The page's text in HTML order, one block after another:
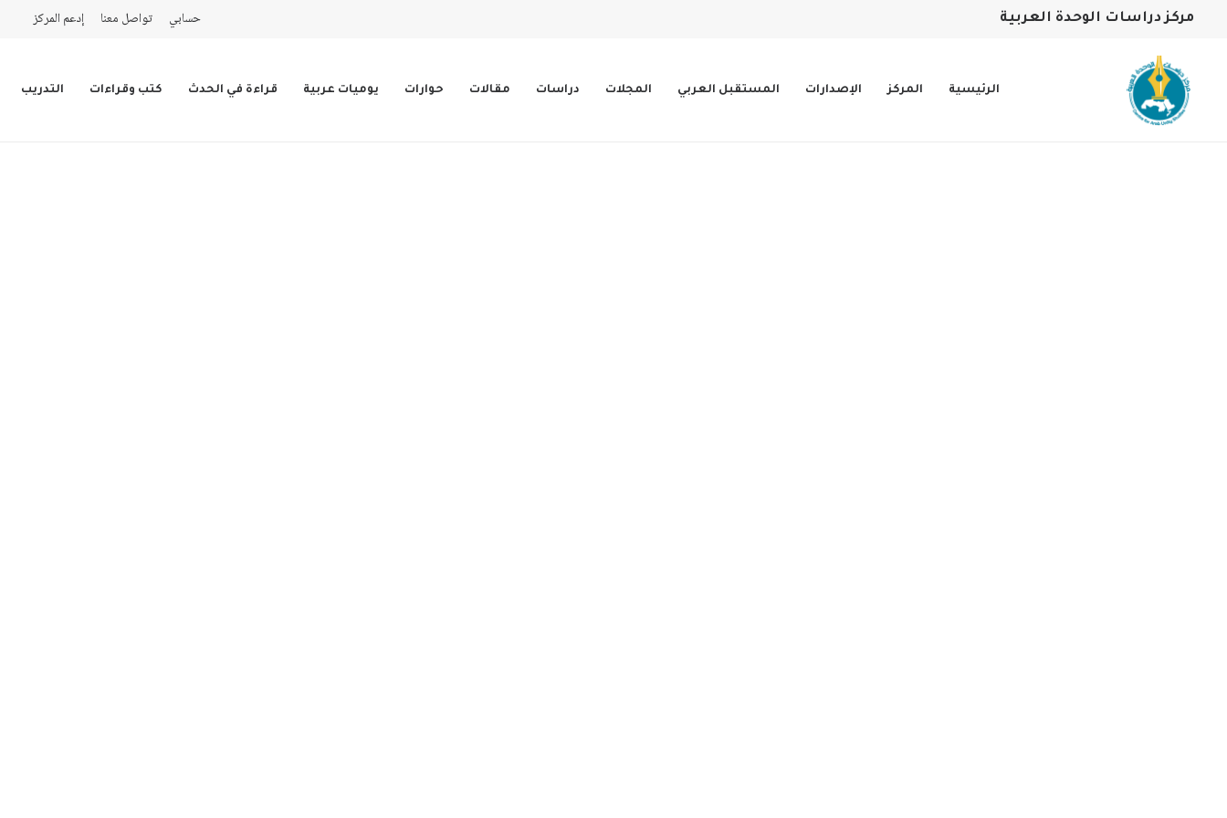
مركز دراسات الوحدة العربية حسابي تواصل معنا إدعم المركز
الرئيسية المركز الإصدارات المستقبل العربي المجلات دراسات مقالات حوارات يوميات عربية قراءة في الحدث كتب وقراءات التدريب